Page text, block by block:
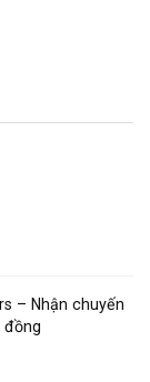
– Nhận chuyến
đồng